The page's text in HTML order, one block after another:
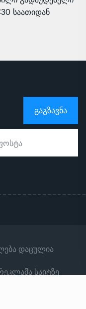
საათიდან
ᲒᲐᲒᲖᲐᲕᲜᲐ
დაცულია
საიტზე